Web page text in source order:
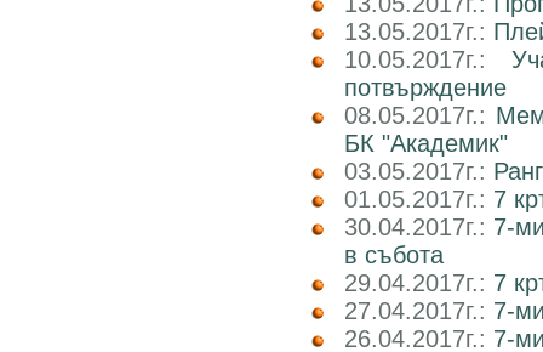
13.05.2017г.:
10.05.2017г.:
потвърждение
08.05.2017г.:
БК "Академик"
03.05.2017г.:
01.05.2017г.: 7
30.04.2017г.: 7-
в събота
29.04.2017г.: 7
27.04.2017г.: 7-
26.04.2017г.: 7-